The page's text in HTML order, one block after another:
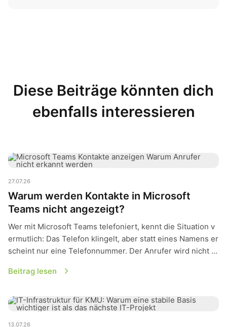
Diese Beiträge könnten dich
ebenfalls interessieren
27.07.26
Warum werden Kontakte in Microsoft
Teams nicht angezeigt?
Wer mit Microsoft Teams telefoniert, kennt die Situation v
ermutlich: Das Telefon klingelt, aber statt eines Namens er
scheint nur eine Telefonnummer. Der Anrufer wird nicht ...
Beitrag lesen
Warum werden Kontakte in Microsoft Teams nicht angezeigt?
13.07.26
IT-Infrastruktur für KMU: Warum eine stabile Basis wichtiger